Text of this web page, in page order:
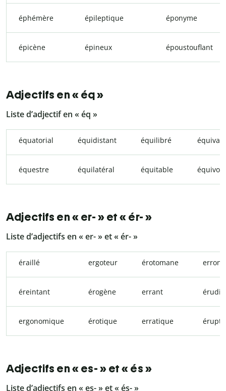
éphémère épileptique éponyme
épicène épineux époustouflant
Adjectifs en « éq »
Liste d’adjectif en « éq »
équatorial équidistant équilibré
équestre équilatéral équitable
Adjectifs en « er- » et « ér- »
Liste d’adjectifs en « er- » et « ér- »
éraillé ergoteur érotomane erroné
éreintant érogène errant érudit
ergonomique érotique erratique éruptif
Adjectifs en « es- » et « és »
Liste d’adjectifs en « es- » et « és- »